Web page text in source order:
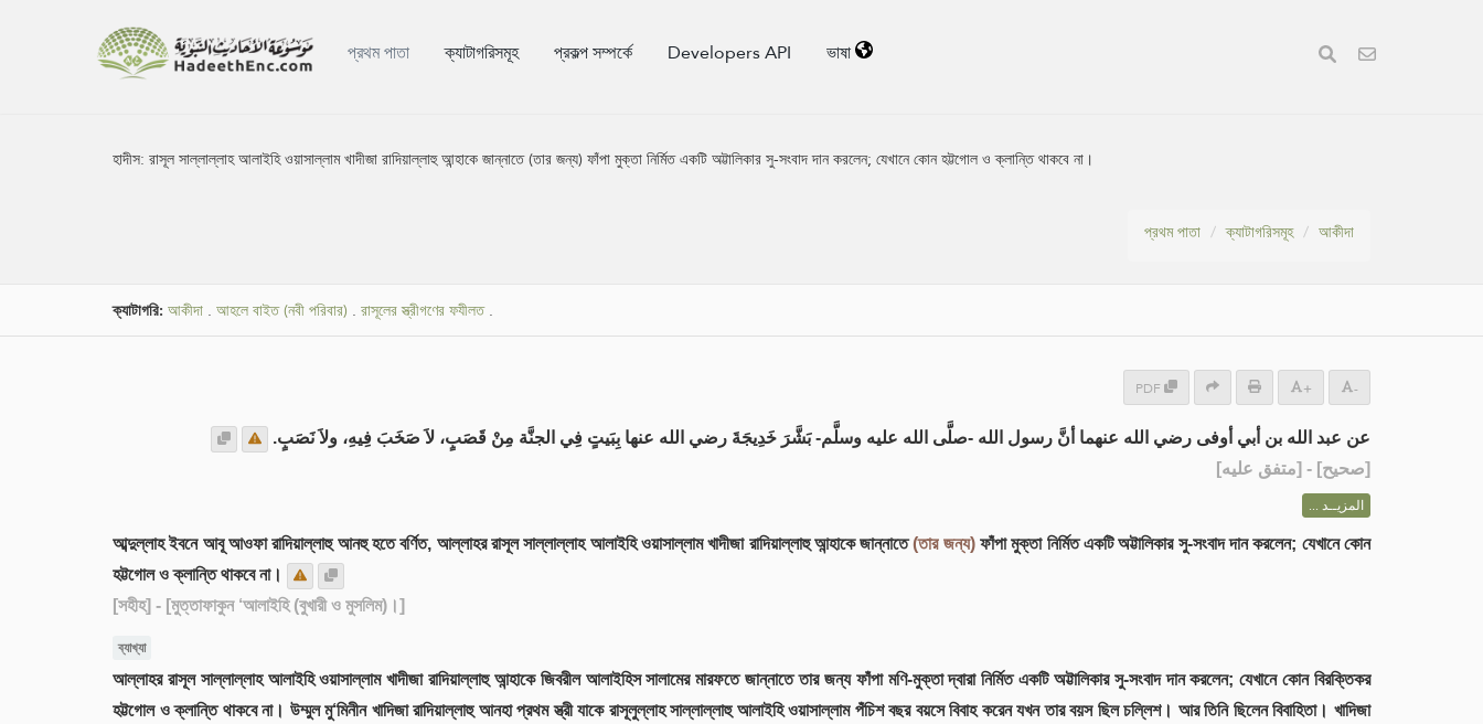
প্রথম পাতা ক্যাটাগরিসমূহ প্রকল্প সম্পর্কে Developers API ভাষা
হাদীস:রাসূল সাল্লাল্লাহ আলাইহি ওয়াসাল্লাম খাদীজা রাদিয়াল্লাহু আন্হাকে জান্নাতে (তার জন্য) ফাঁপা মুক্তা নির্মিত একটি অট্টালিকার সু-সংবাদ দান করলেন; যেখানে কোন হট্টগোল ও ক্লান্তি থাকবে না।
প্রথম পাতা ক্যাটাগরিসমূহ আকীদা
ক্যাটাগরি: আকীদা . আহলে বাইত (নবী পরিবার) . রাসূলের স্ত্রীগণের ফযীলত.
PDF + -
عن عبد الله بن أبي أوفى رضي الله عنهما أنَّ رسول الله -صلَّى الله عليه وسلَّم- بَشَّرَ خَدِيجَةَ رضي الله عنها بِبَيتٍ فِي الجنَّة مِنْ قَصَبٍ، لاَ صَخَبَ فِيهِ، ولاَ نَصَبٍ.
[صحيح] - [متفق عليه]
المزيــد ...
আব্দুল্লাহ ইবনে আবূ আওফা রাদিয়াল্লাহু আনহু হতে বর্ণিত, আল্লাহর রাসূল সাল্লাল্লাহ আলাইহি ওয়াসাল্লাম খাদীজা রাদিয়াল্লাহু আন্হাকে জান্নাতে(তার জন্য)ফাঁপা মুক্তা নির্মিত একটি অট্টালিকার সু-সংবাদ দান করলেন; যেখানে কোন
হট্টগোল ও ক্লান্তি থাকবে না।
[সহীহ] - [মুত্তাফাকুন ‘আলাইহি (বুখারী ও মুসলিম)।]
ব্যাখ্যা
আল্লাহর রাসূল সাল্লাল্লাহ আলাইহি ওয়াসাল্লাম খাদীজা রাদিয়াল্লাহু আন্হাকে জিবরীল আলাইহিস সালামের মারফতে জান্নাতে তার জন্য ফাঁপা মণি-মুক্তা দ্বারা নির্মিত একটি অট্টালিকার সু-সংবাদ দান করলেন; যেখানে কোন বিরক্তিকর
হট্টগোল ও ক্লান্তি থাকবে না। উম্মুল মু‘মিনীন খাদিজা রাদিয়াল্লাহু আনহা প্রথম স্ত্রী যাকে রাসূলুল্লাহ সাল্লাল্লাহু আলাইহি ওয়াসাল্লাম পঁচিশ বছর বয়সে বিবাহ করেন যখন তার বয়স ছিল চল্লিশ। আর তিনি ছিলেন বিবাহিতা। খাদিজা